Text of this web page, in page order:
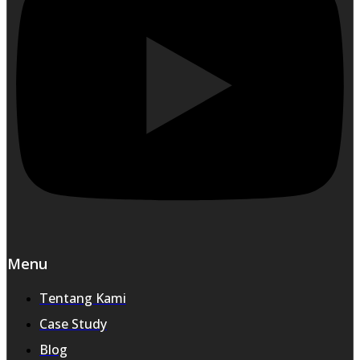
Menu
Tentang Kami
Case Study
Blog